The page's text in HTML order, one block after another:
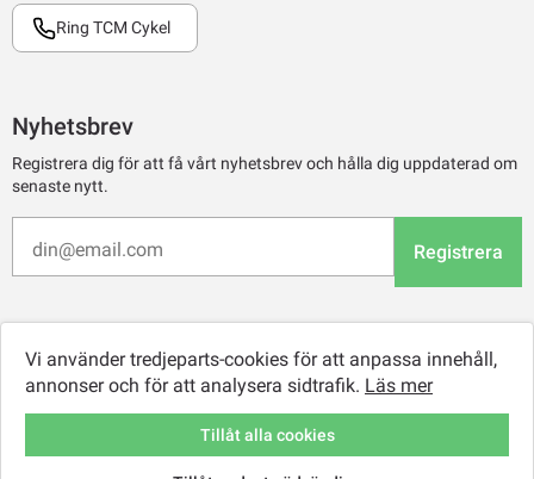
Ring TCM Cykel
Nyhetsbrev
Registrera dig för att få vårt nyhetsbrev och hålla dig uppdaterad om
senaste nytt.
Registrera
Vi använder tredjeparts-cookies för att anpassa innehåll,
annonser och för att analysera sidtrafik. Läs mer
Tillåt alla cookies